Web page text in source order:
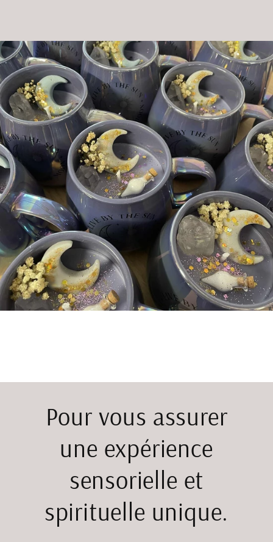
Pour vous assurer
une expérience
sensorielle et
spirituelle unique.